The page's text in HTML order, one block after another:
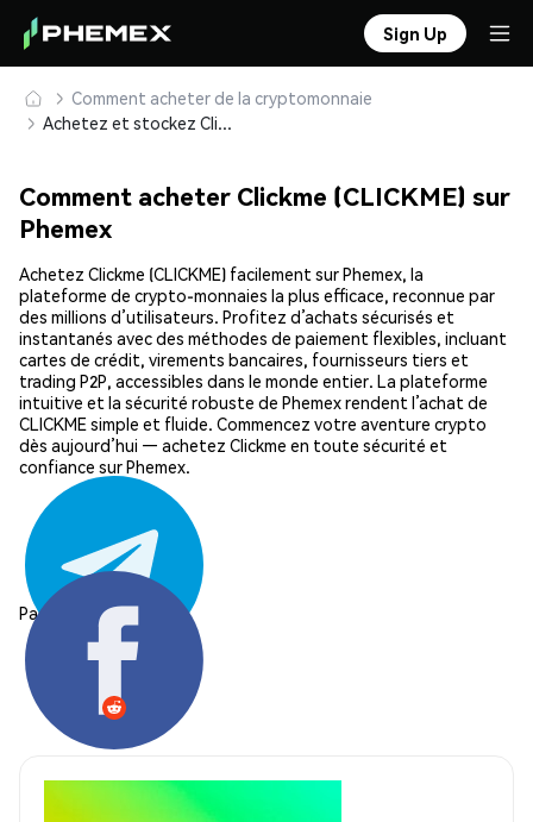
Sign Up
Comment acheter de la cryptomonnaie
Achetez et stockez Clickme (CLICKME) en toute sécurité
Comment acheter Clickme (CLICKME) sur
Phemex
Achetez Clickme (CLICKME) facilement sur Phemex, la
plateforme de crypto-monnaies la plus efficace, reconnue par
des millions d’utilisateurs. Profitez d’achats sécurisés et
instantanés avec des méthodes de paiement flexibles, incluant
cartes de crédit, virements bancaires, fournisseurs tiers et
trading P2P, accessibles dans le monde entier. La plateforme
intuitive et la sécurité robuste de Phemex rendent l’achat de
CLICKME simple et fluide. Commencez votre aventure crypto
dès aujourd’hui — achetez Clickme en toute sécurité et
confiance sur Phemex.
Partager: